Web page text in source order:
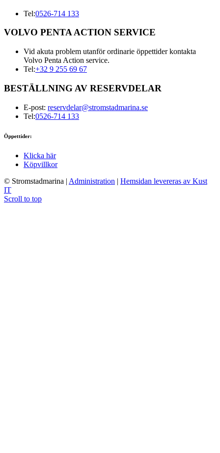
Tel:0526-714 133
VOLVO PENTA ACTION SERVICE
Vid akuta problem utanför ordinarie öppettider kontakta
Volvo Penta Action service.
Tel:+32 9 255 69 67
BESTÄLLNING AV RESERVDELAR
E-post: reservdelar@stromstadmarina.se
Tel:0526-714 133
Öppettider:
Klicka här
Köpvillkor
© Stromstadmarina | Administration | Hemsidan levereras av Kust
IT
Scroll to top